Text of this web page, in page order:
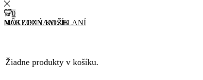
0
MÔJ ZOZNAM ŽELANÍ
0
NÁKUPNÝ KOŠÍK
Žiadne produkty v košíku.